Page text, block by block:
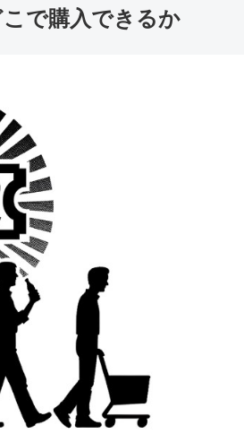
で購入できるか